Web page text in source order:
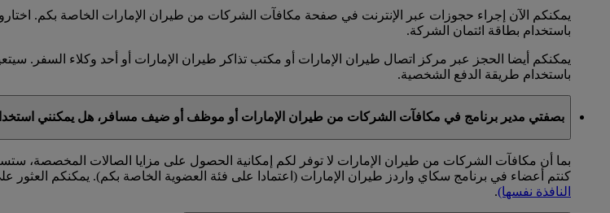
يمكنكم الآن إجراء حجوزات عبر الإنترنت في صفحة مكافآت الشركات من طيران الإمارات الخاصة بكم.
باستخدام بطاقة ائتمان الشركة.
يمكنكم أيضا الحجز عبر مركز اتصال طيران الإمارات أو مكتب تذاكر طيران الإمارات أو أحد وكلاء السفر.
باستخدام طريقة الدفع الشخصية.
بصفتي مدير برنامج في مكافآت الشركات من طيران الإمارات أو موظف أو ضيف مسافر، هل يمكنني
بما أن مكافآت الشركات من طيران الإمارات لا توفر لكم إمكانية الحصول على مزايا الصالات المخصصة،
كنتم أعضاء في برنامج سكاي واردز طيران الإمارات (اعتمادا على فئة العضوية الخاصة بكم). يمكنكم
النافذة نفسها).